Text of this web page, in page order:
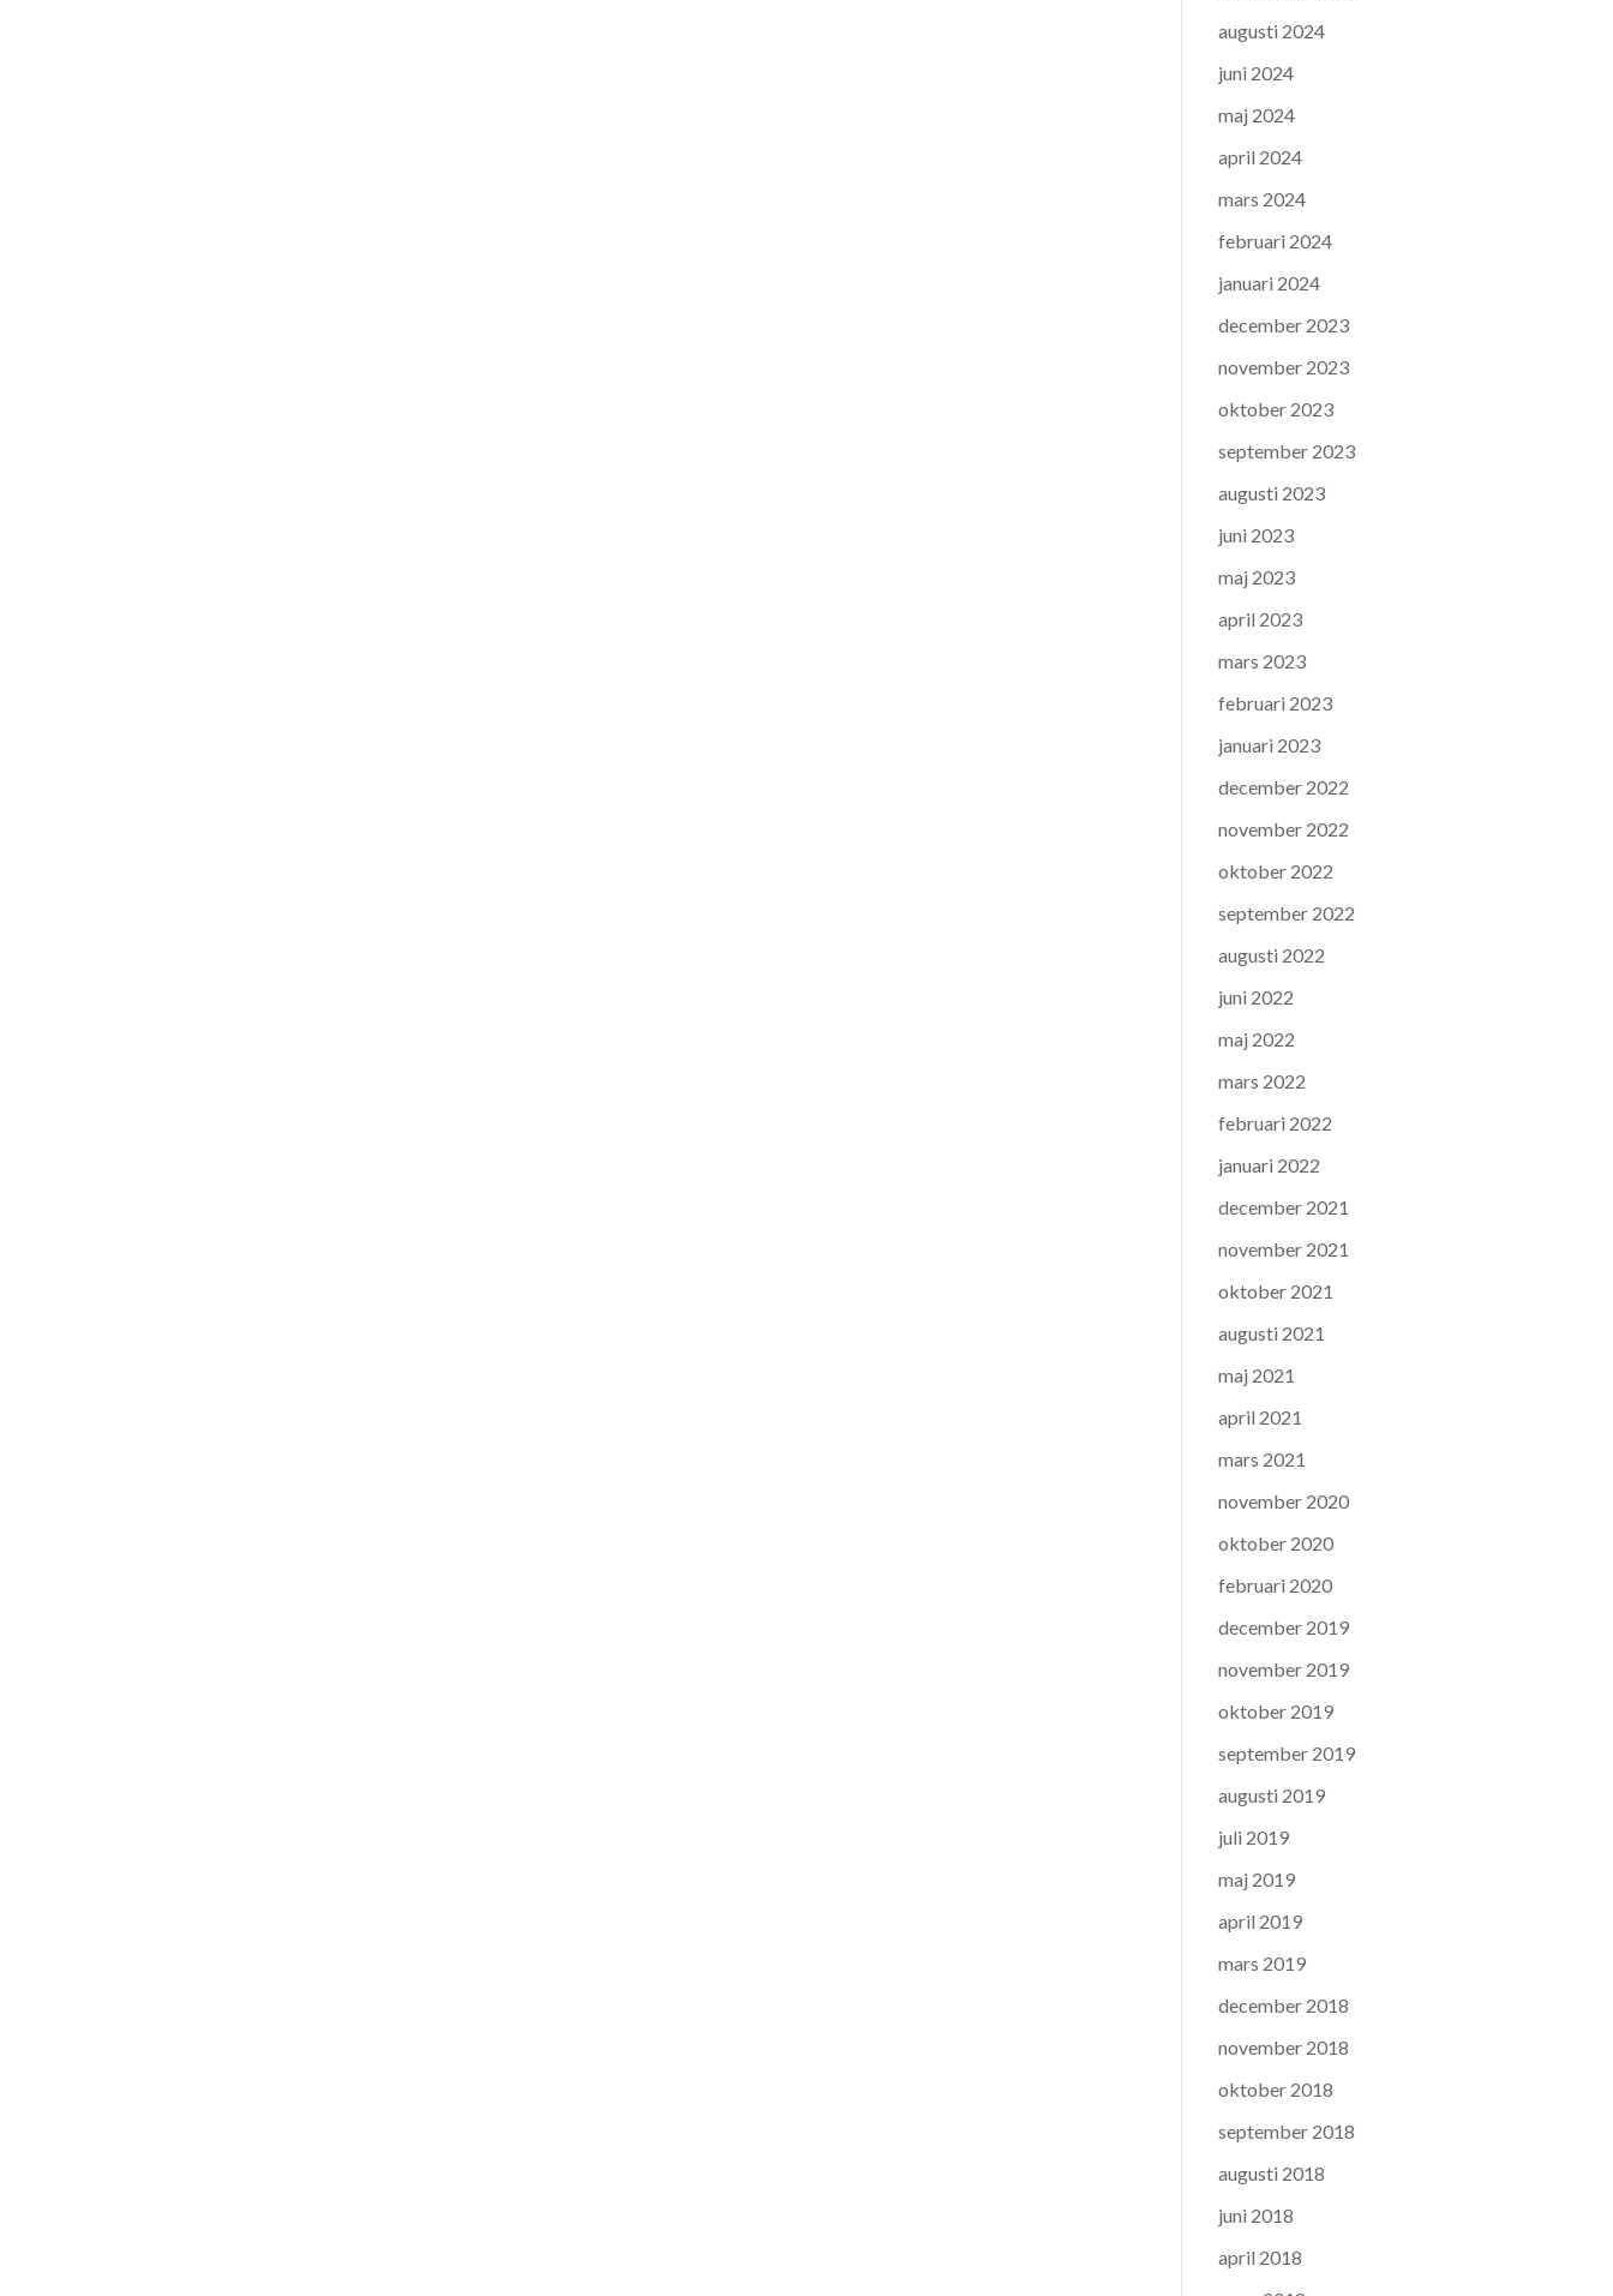
augusti 2024
juni 2024
maj 2024
april 2024
mars 2024
februari 2024
januari 2024
december 2023
november 2023
oktober 2023
september 2023
augusti 2023
juni 2023
maj 2023
april 2023
mars 2023
februari 2023
januari 2023
december 2022
november 2022
oktober 2022
september 2022
augusti 2022
juni 2022
maj 2022
mars 2022
februari 2022
januari 2022
december 2021
november 2021
oktober 2021
augusti 2021
maj 2021
april 2021
mars 2021
november 2020
oktober 2020
februari 2020
december 2019
november 2019
oktober 2019
september 2019
augusti 2019
juli 2019
maj 2019
april 2019
mars 2019
december 2018
november 2018
oktober 2018
september 2018
augusti 2018
juni 2018
april 2018